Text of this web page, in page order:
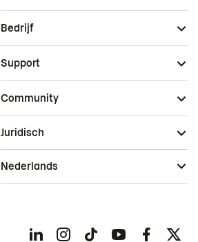
Bedrijf
Support
Community
Juridisch
Nederlands